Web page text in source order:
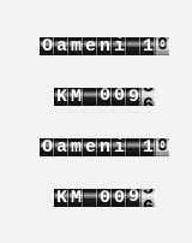
Oameni
11
KM
0104
3
Oameni
11
KM
0104
3